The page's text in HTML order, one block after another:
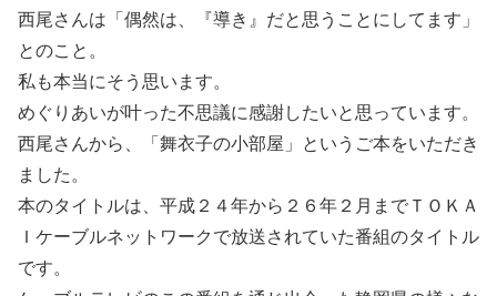
西尾さんは「偶然は、『導き』だと思うことにしてます」
とのこと。
私も本当にそう思います。
めぐりあいが叶った不思議に感謝したいと思っています。
西尾さんから、「舞衣子の小部屋」というご本をいただき
ました。
本のタイトルは、平成２４年から２６年２月までＴＯＫＡ
Ｉケーブルネットワークで放送されていた番組のタイトル
です。